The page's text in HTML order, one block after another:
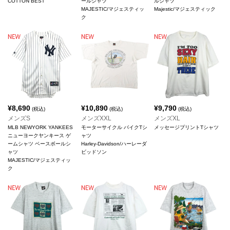
MAJESTIC/マジェスティッ
ク
Majestic/マジェスティック
¥8,690 (税込)
メンズS
MLB NEWYORK YANKEES
ニューヨークヤンキース ゲ
ームシャツ ベースボールシ
ャツ
MAJESTIC/マジェスティッ
ク
¥10,890(税込)
メンズXXL
モーターサイクル バイクTシ
ャツ
Harley-Davidson/ハーレーダ
ビッドソン
¥9,790 (税込)
メンズXL
メッセージプリントTシャツ